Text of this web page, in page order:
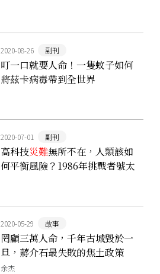
2020-08-26 副刊
叮一口就要人命！一隻蚊子如何
將茲卡病毒帶到全世界
2020-07-01 副刊
高科技災難無所不在，人類該如
何平衡風險？1986年挑戰者號太
2020-05-29 故事
罔顧三萬人命，千年古城毀於一
旦，蔣介石最失敗的焦土政策
──長沙焚城
余杰